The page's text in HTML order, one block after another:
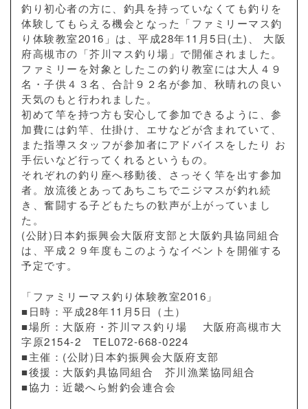
釣り初心者の方に、釣具を持っていなくても釣りを
体験してもらえる機会となった「ファミリーマス釣
り体験教室2016」は、平成28年11月5日(土)、 大阪
府高槻市の「芥川マス釣り場」で開催されました。
ファミリーを対象としたこの釣り教室には大人４９
名・子供４３名、合計９２名が参加、秋晴れの良い
天気のもと行われました。
初めて竿を持つ方も安心して参加できるように、参
加費には釣竿、仕掛け、エサなどが含まれていて、
また指導スタッフが参加者にアドバイスをしたり お
手伝いなど行ってくれるというもの。
それぞれの釣り座へ移動後、さっそく竿を出す参加
者。放流後とあってあちこちでニジマスが釣れ続
き、奮闘する子どもたちの歓声が上がっていまし
た。
(公財)日本釣振興会大阪府支部と大阪釣具協同組合
は、平成２９年度もこのようなイベントを開催する
予定です。
「ファミリーマス釣り体験教室2016」
■日時：平成28年11月5日（土）
■場所：大阪府・芥川マス釣り場 大阪府高槻市大
字原2154-2 TEL072-668-0224
■主催：(公財)日本釣振興会大阪府支部
■後援：大阪釣具協同組合 芥川漁業協同組合
■協力：近畿へら鮒釣会連合会